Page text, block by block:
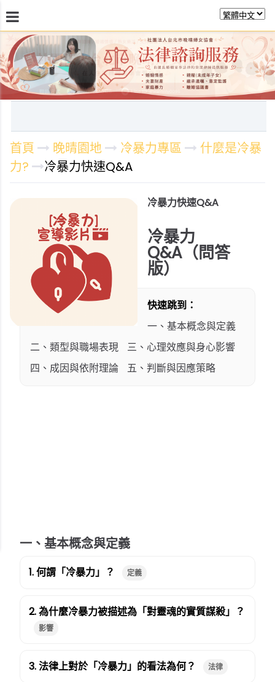
最新消息 關於晚晴 日常服務 課程活動
首頁 晚晴園地 冷暴力專區
什麼是冷暴
力?
冷暴力快速Q&A
冷暴力快速Q&A
冷暴力
Q&A（問答
版）
快速跳到：
一、基本概念與定義
二、類型與職場表現
三、心理效應與身心影響
四、成因與依附理論
五、判斷與因應策略
一、基本概念與定義
1. 何謂「冷暴力」？ 定義
2. 為什麼冷暴力被描述為「對靈魂的實質謀殺」？
影響
3. 法律上對於「冷暴力」的看法為何？ 法律